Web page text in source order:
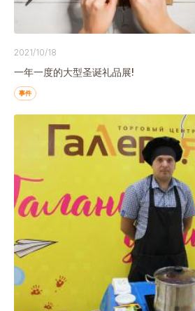
2021/10/18
一年一度的大型圣诞礼品展!
事件